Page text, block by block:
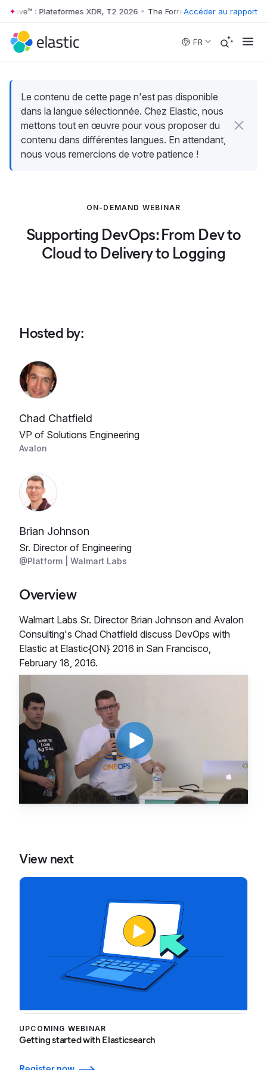
Skip to main content
: Plateformes XDR, T2 2026 • The Forrester Wave™ :
Accéder au rapport
FR
Le contenu de cette page n'est pas disponible
dans la langue sélectionnée. Chez Elastic, nous
mettons tout en œuvre pour vous proposer du
contenu dans différentes langues. En attendant,
nous vous remercions de votre patience !
ON-DEMAND WEBINAR
Supporting DevOps: From Dev to
Cloud to Delivery to Logging
Hosted by:
Chad Chatfield
VP of Solutions Engineering
Avalon
Brian Johnson
Sr. Director of Engineering
@Platform | Walmart Labs
Overview
Walmart Labs Sr. Director Brian Johnson and Avalon
Consulting's Chad Chatfield discuss DevOps with
Elastic at Elastic{ON} 2016 in San Francisco,
February 18, 2016.
View next
UPCOMING WEBINAR
Getting started with Elasticsearch